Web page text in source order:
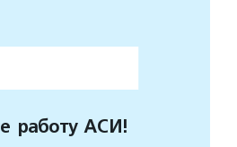
работу АСИ!